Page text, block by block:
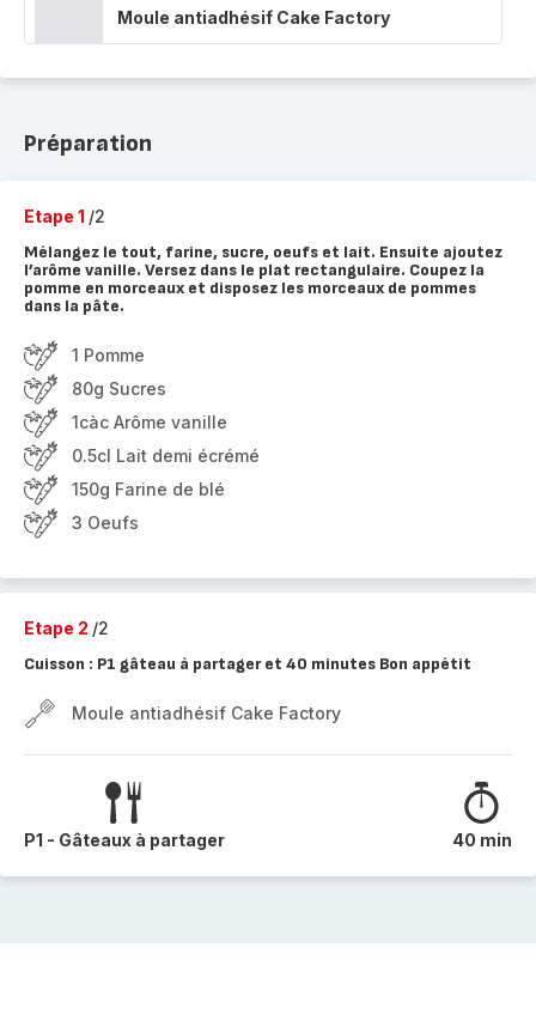
Moule antiadhésif Cake Factory
Préparation
Etape 1 /2
Mélangez le tout, farine, sucre, oeufs et lait. Ensuite ajoutez
l’arôme vanille. Versez dans le plat rectangulaire. Coupez la
pomme en morceaux et disposez les morceaux de pommes
dans la pâte.
1 Pomme
80g Sucres
1càc Arôme vanille
0.5cl Lait demi écrémé
150g Farine de blé
3 Oeufs
Etape 2 /2
Cuisson : P1 gâteau à partager et 40 minutes Bon appétit
Moule antiadhésif Cake Factory
P1 - Gâteaux à partager 40 min